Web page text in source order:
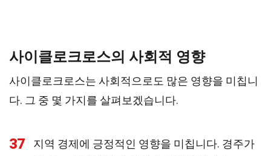
사이클로크로스의 사회적 영향
사이클로크로스는 사회적으로도 많은 영향을 미칩니
다. 그 중 몇 가지를 살펴보겠습니다.
37
지역 경제에 긍정적인 영향을 미칩니다. 경주가